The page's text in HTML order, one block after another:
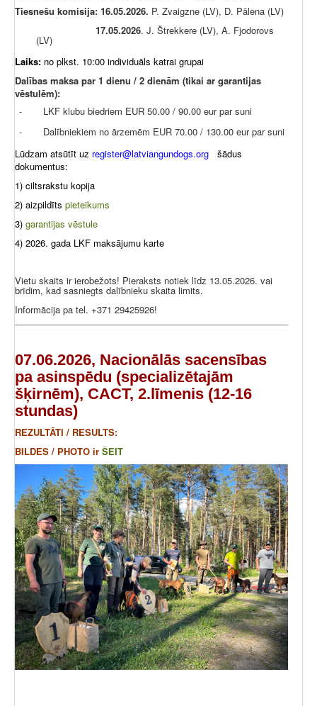
Tiesnešu komisija: 16.05.2026. P. Zvaigzne (LV), D. Pālena (LV)
17.05.2026. J. Štrekkere (LV), A. Fjodorovs
(LV)
Laiks: no plkst. 10:00 individuāls katrai grupai
Dalības maksa par 1 dienu / 2 dienām (tikai ar garantijas
vēstulēm):
- LKF klubu biedriem EUR 50.00 / 90.00 eur par suni
-
Dalībniekiem no ārzemēm EUR 70.00 / 130.00 eur par suni
Lūdzam atsūtīt uz register@latviangundogs.org šādus
dokumentus:
1) ciltsrakstu kopija
2) aizpildīts pieteikums
3) garantijas vēstule
4) 2026. gada LKF maksājumu karte
Vietu skaits ir ierobežots! Pieraksts notiek līdz 13.05.2026. vai
brīdim, kad sasniegts dalībnieku skaita limits.
Informācija pa tel. +371 29425926!
07.06.2026, Nacionālās sacensības
pa asinspēdu (specializētajām
šķirnēm), CACT, 2.līmenis (12-16
stundas)
REZULTĀTI / RESULTS:
BILDES / PHOTO ir ŠEIT